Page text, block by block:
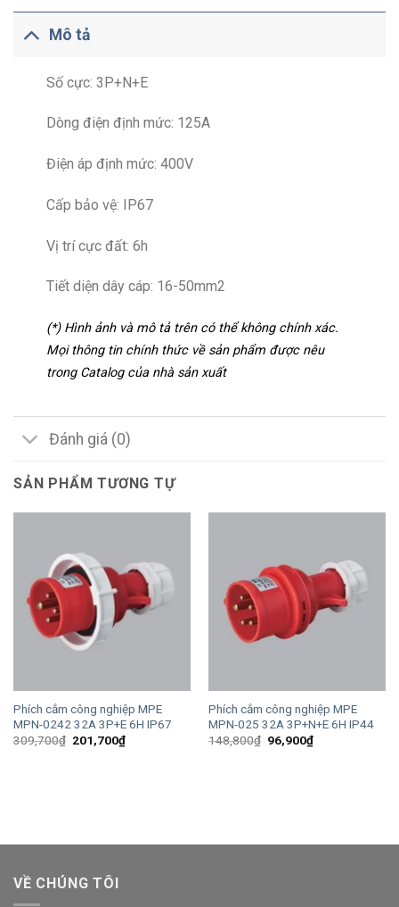
Mô tả
Số cực: 3P+N+E
Dòng điện định mức: 125A
Điện áp định mức: 400V
Cấp bảo vệ: IP67
Vị trí cực đất: 6h
Tiết diện dây cáp: 16-50mm2
(*) Hình ảnh và mô tả trên có thể không chính xác.
Mọi thông tin chính thức về sản phẩm được nêu
trong Catalog của nhà sản xuất
Đánh giá (0)
SẢN PHẨM TƯƠNG TỰ
Phích cắm công nghiệp MPE
MPN-0242 32A 3P+E 6H IP67
309,700₫ Giá
201,700₫Giá
hiện
Phích cắm công nghiệp MPE
MPN-025 32A 3P+N+E 6H IP44
148,800₫ Giá
gốc
96,900₫Giá
hiện
VỀ CHÚNG TÔI